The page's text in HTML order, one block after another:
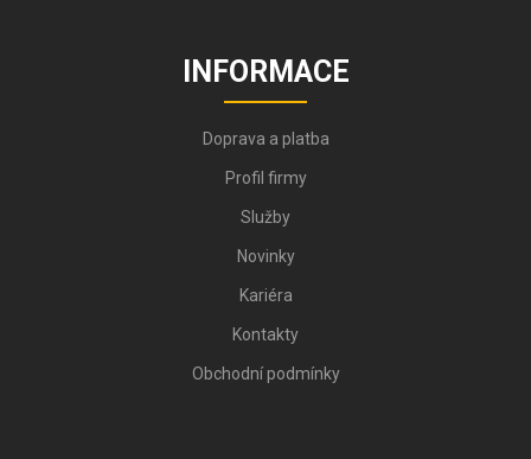
INFORMACE
Doprava a platba
Profil firmy
Služby
Novinky
Kariéra
Kontakty
Obchodní podmínky